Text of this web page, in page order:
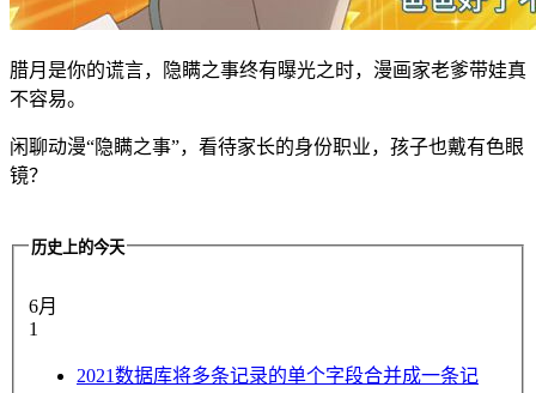
腊月是你的谎言，隐瞒之事终有曝光之时，漫画家老爹带娃真
不容易。
闲聊动漫“隐瞒之事”，看待家长的身份职业，孩子也戴有色眼
镜？
历史上的今天
6月
1
2021数据库将多条记录的单个字段合并成一条记